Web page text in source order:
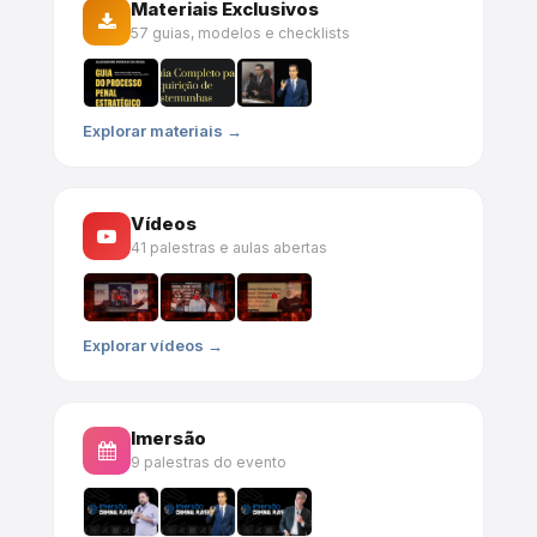
Materiais Exclusivos
57 guias, modelos e checklists
Explorar materiais →
Vídeos
41 palestras e aulas abertas
Explorar vídeos →
Imersão
9 palestras do evento